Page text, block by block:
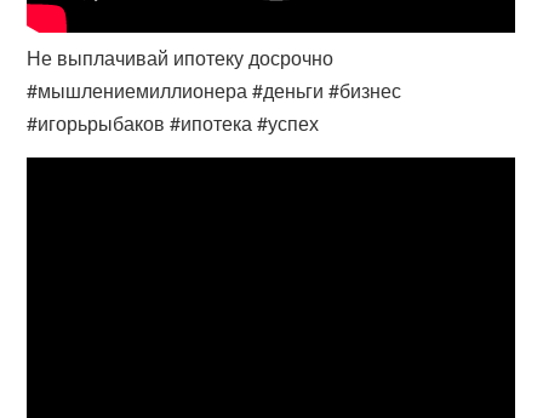
Не выплачивай ипотеку досрочно
#мышлениемиллионера #деньги #бизнес
#игорьрыбаков #ипотека #успех